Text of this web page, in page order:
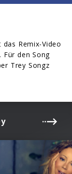
Remix-Video
Für den Song
Trey Songz